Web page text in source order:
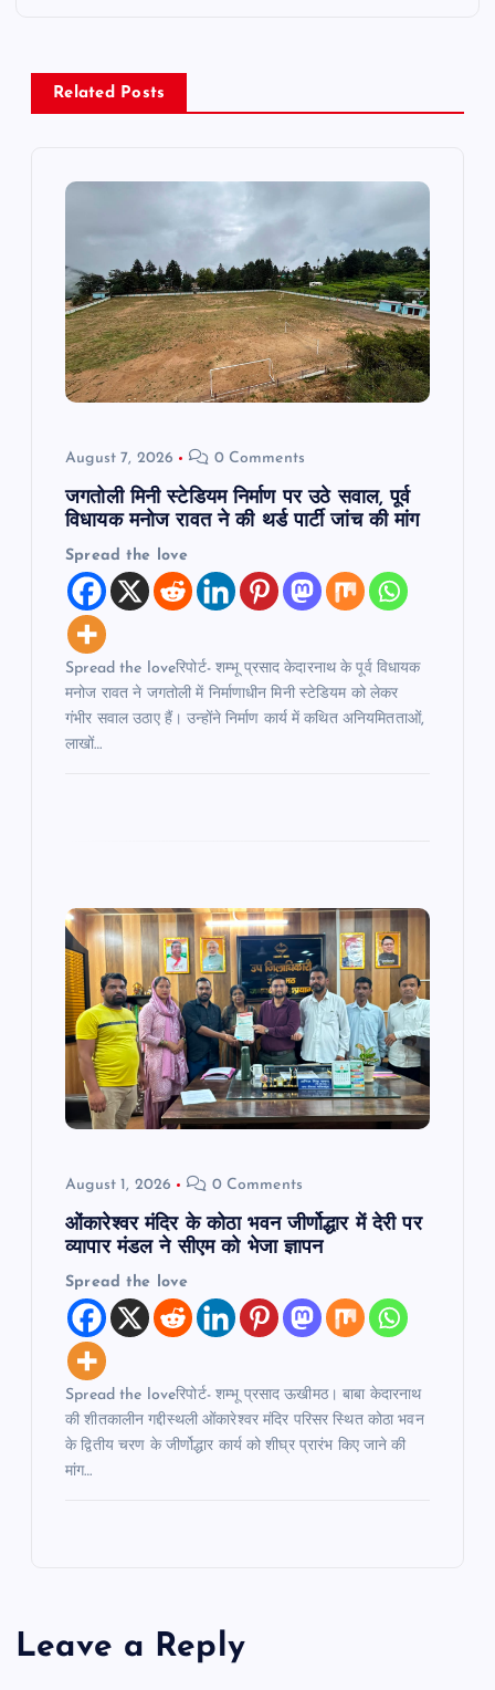
a
Related Posts
August 7, 2026 0 Comments
जगतोली मिनी स्टेडियम निर्माण पर उठे सवाल, पूर्व
विधायक मनोज रावत ने की थर्ड पार्टी जांच की मांग
Spread the love
Spread the loveरिपोर्ट- शम्भू प्रसाद केदारनाथ के पूर्व विधायक
मनोज रावत ने जगतोली में निर्माणाधीन मिनी स्टेडियम को लेकर
गंभीर सवाल उठाए हैं। उन्होंने निर्माण कार्य में कथित अनियमितताओं,
लाखों…
August 1, 2026 0 Comments
ओंकारेश्वर मंदिर के कोठा भवन जीर्णोद्धार में देरी पर
व्यापार मंडल ने सीएम को भेजा ज्ञापन
Spread the love
Spread the loveरिपोर्ट- शम्भू प्रसाद ऊखीमठ। बाबा केदारनाथ
की शीतकालीन गद्दीस्थली ओंकारेश्वर मंदिर परिसर स्थित कोठा भवन
के द्वितीय चरण के जीर्णोद्धार कार्य को शीघ्र प्रारंभ किए जाने की
मांग…
Leave a Reply